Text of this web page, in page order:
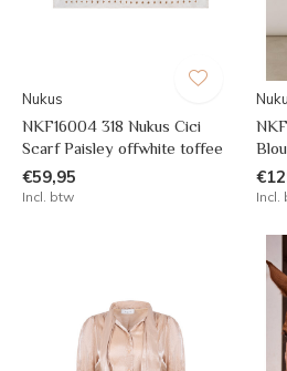
Nukus
NKF16004 318 Nukus Cici
Scarf Paisley offwhite toffee
€59,95
Incl. btw Incl.